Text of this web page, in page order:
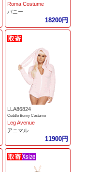
Roma Costume
バニー
18200円
LLA86824
Cuddle Bunny Costume
Leg Avenue
アニマル
11900円